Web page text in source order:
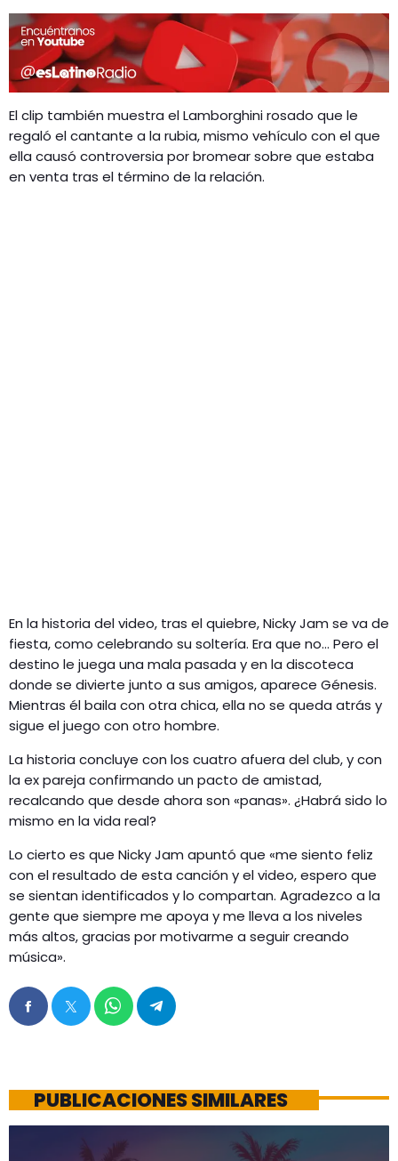
El clip también muestra el Lamborghini rosado que le
regaló el cantante a la rubia, mismo vehículo con el que
ella causó controversia por bromear sobre que estaba
en venta tras el término de la relación.
En la historia del video, tras el quiebre, Nicky Jam se va de
fiesta, como celebrando su soltería. Era que no… Pero el
destino le juega una mala pasada y en la discoteca
donde se divierte junto a sus amigos, aparece Génesis.
Mientras él baila con otra chica, ella no se queda atrás y
sigue el juego con otro hombre.
La historia concluye con los cuatro afuera del club, y con
la ex pareja confirmando un pacto de amistad,
recalcando que desde ahora son «panas». ¿Habrá sido lo
mismo en la vida real?
Lo cierto es que Nicky Jam apuntó que «me siento feliz
con el resultado de esta canción y el video, espero que
se sientan identificados y lo compartan. Agradezco a la
gente que siempre me apoya y me lleva a los niveles
más altos, gracias por motivarme a seguir creando
música».
PUBLICACIONES SIMILARES